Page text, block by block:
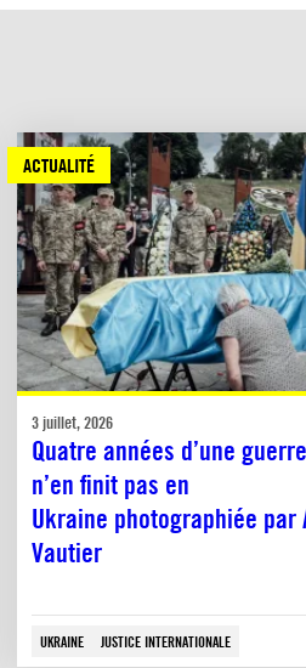
ACTUALITÉ
3 juillet, 2026
Quatre années d’une
n’en finit pas en
Ukraine photographiée par
Vautier
UKRAINE JUSTICE INTERNATIONALE